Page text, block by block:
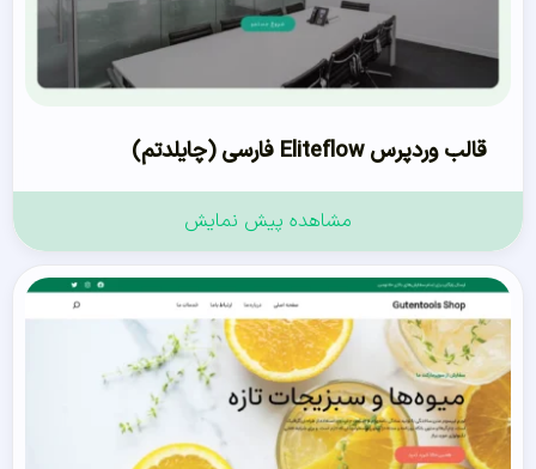
قالب وردپرس Eliteflow فارسی (چایلدتم)
مشاهده پیش نمایش